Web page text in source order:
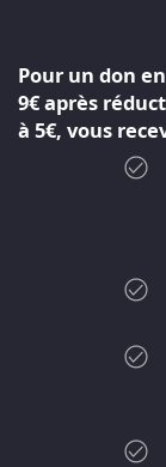
Pour un don
9€ après
à 5€, vous